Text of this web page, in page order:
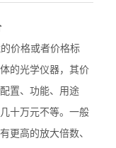
价格或者价格标
的光学仪器，其价
置、功能、用途
十万元不等。一般
更高的放大倍数、